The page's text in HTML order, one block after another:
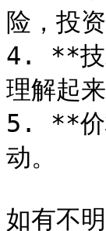
险，投
4. **技
理解起
5. **价
动。
如有不